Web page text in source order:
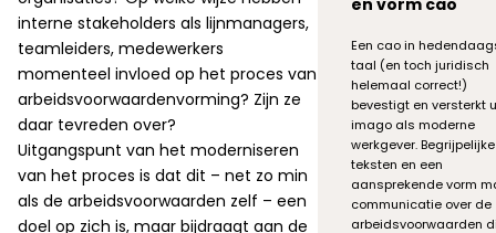
interne stakeholders als lijnmanagers,
teamleiders, medewerkers
momenteel invloed op het proces van
arbeidsvoorwaardenvorming? Zijn ze
daar tevreden over?
Uitgangspunt van het moderniseren
van het proces is dat dit – net zo min
als de arbeidsvoorwaarden zelf – een
doel op zich is, maar bijdraagt aan de
Een cao in
taal (en toch juridisch
helemaal correct!)
bevestigt en versterkt
imago als moderne
werkgever. Begrijpelijke
teksten en een
aansprekende vorm
communicatie over de
arbeidsvoorwaarden